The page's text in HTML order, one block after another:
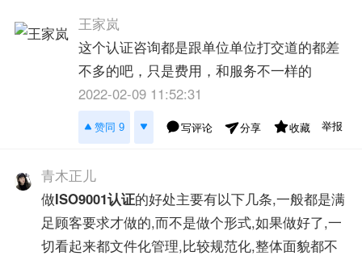
王家岚
这个认证咨询都是跟单位单位打交道的都差
不多的吧，只是费用，和服务不一样的
2022-02-09 11:52:31
赞同 9 写评论 分享 收藏 举报
青木正儿
做ISO9001认证的好处主要有以下几条,一般都是满
足顾客要求才做的,而不是做个形式,如果做好了,一
切看起来都文件化管理,比较规范化,整体面貌都不